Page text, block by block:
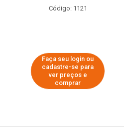
Código: 1121
Faça seu login ou
cadastre-se para
ver preços e
comprar